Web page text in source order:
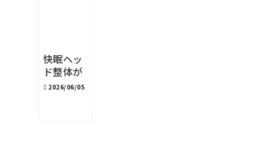
快眠ヘッ
ド整体が
100分の
2026/06/05